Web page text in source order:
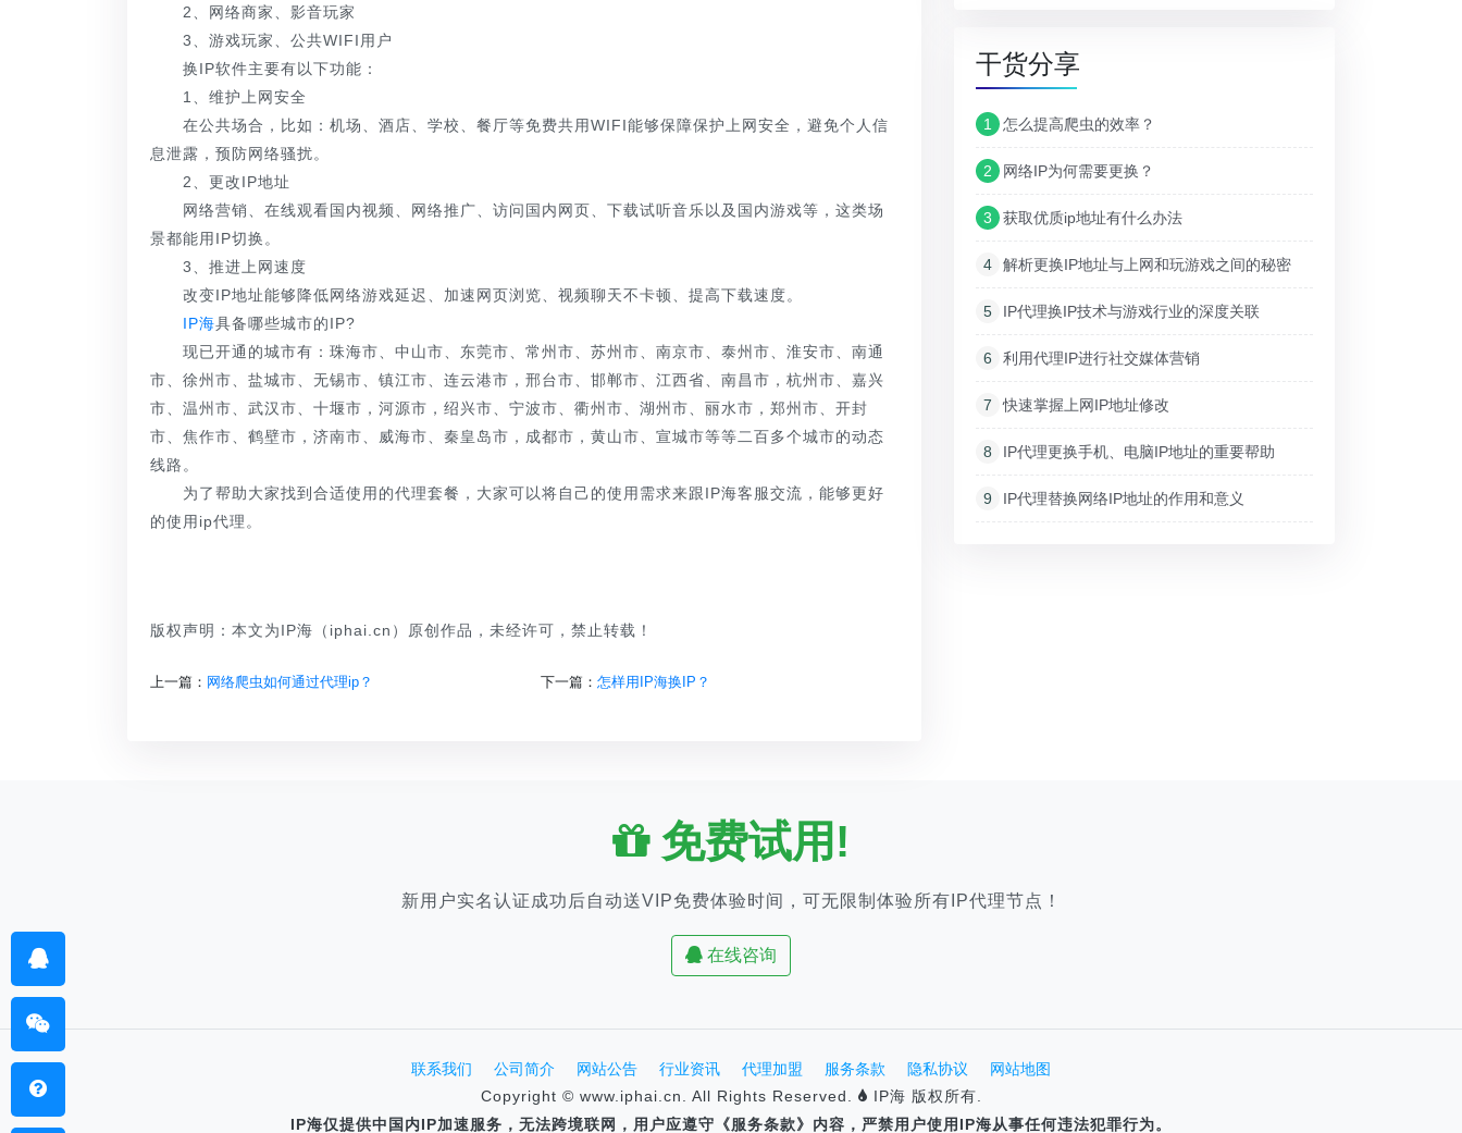
2、网络商家、影音玩家
3、游戏玩家、公共WIFI用户
换IP软件主要有以下功能：
1、维护上网安全
在公共场合，比如：机场、酒店、学校、餐厅等免费共用WIFI能够保障保护上网安全，避免个人信
息泄露，预防网络骚扰。
2、更改IP地址
网络营销、在线观看国内视频、网络推广、访问国内网页、下载试听音乐以及国内游戏等，这类场
景都能用IP切换。
3、推进上网速度
改变IP地址能够降低网络游戏延迟、加速网页浏览、视频聊天不卡顿、提高下载速度。
IP海具备哪些城市的IP?
现已开通的城市有：珠海市、中山市、东莞市、常州市、苏州市、南京市、泰州市、淮安市、南通
市、徐州市、盐城市、无锡市、镇江市、连云港市，邢台市、邯郸市、江西省、南昌市，杭州市、嘉兴
市、温州市、武汉市、十堰市，河源市，绍兴市、宁波市、衢州市、湖州市、丽水市，郑州市、开封
市、焦作市、鹤壁市，济南市、威海市、秦皇岛市，成都市，黄山市、宣城市等等二百多个城市的动态
线路。
为了帮助大家找到合适使用的代理套餐，大家可以将自己的使用需求来跟IP海客服交流，能够更好
的使用ip代理。
版权声明：本文为IP海（iphai.cn）原创作品，未经许可，禁止转载！
上一篇： 网络爬虫如何通过代理ip？ 下一篇： 怎样用IP海换IP？
干货分享
1 怎么提高爬虫的效率？
2 网络IP为何需要更换？
3 获取优质ip地址有什么办法
4 解析更换IP地址与上网和玩游戏之间的秘密
5 IP代理换IP技术与游戏行业的深度关联
6 利用代理IP进行社交媒体营销
7 快速掌握上网IP地址修改
8 IP代理更换手机、电脑IP地址的重要帮助
9 IP代理替换网络IP地址的作用和意义
免费试用!
新用户实名认证成功后自动送VIP免费体验时间，可无限制体验所有IP代理节点！
在线咨询
联系我们 公司简介 网站公告 行业资讯 代理加盟 服务条款 隐私协议
网站地图
Copyright © www.iphai.cn. All Rights Reserved.
IP海 版权所有.
IP海仅提供中国内IP加速服务，无法跨境联网，用户应遵守《服务条款》内容，严禁用户使用IP海从事任何违法犯罪行为。